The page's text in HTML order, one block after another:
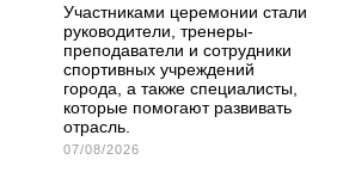
Участниками церемонии стали
руководители, тренеры-
преподаватели и сотрудники
спортивных учреждений
города, а также специалисты,
которые помогают развивать
отрасль.
07/08/2026